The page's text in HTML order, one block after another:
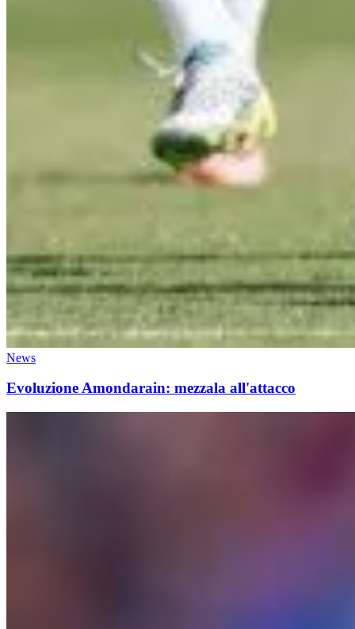
News
Evoluzione Amondarain: mezzala all'attacco